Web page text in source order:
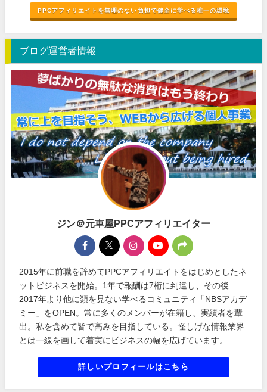
PPCアフィリエイトを無理のない負担で健全に学べる唯一の環境
ブログ運営者情報
ジン＠元車屋PPCアフィリエイター
2015年に前職を辞めてPPCアフィリエイトをはじめとしたネ
ットビジネスを開始。1年で報酬は7桁に到達し、その後
2017年より他に類を見ない学べるコミュニティ「NBSアカデ
ミー」をOPEN。常に多くのメンバーが在籍し、実績者を輩
出。私を含めて皆で高みを目指している。怪しげな情報業界
とは一線を画して着実にビジネスの幅を広げています。
詳しいプロフィールはこちら